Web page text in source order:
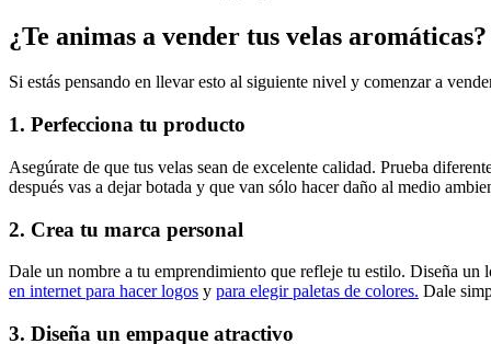
¿Te animas a vender tus velas aromáticas?
Si estás pensando en llevar esto al siguiente nivel y comenzar a
1. Perfecciona tu producto
Asegúrate de que tus velas sean de excelente calidad. Prueba
después vas a dejar botada y que van sólo hacer daño al medio
2. Crea tu marca personal
Dale un nombre a tu emprendimiento que refleje tu estilo. Diseña un
en internet para hacer logos y para elegir paletas de colores. Dale
3. Diseña un empaque atractivo